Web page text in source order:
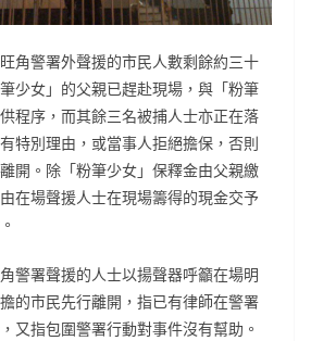
角警署外聲援的市民人數剩餘約三十
少女」的父親已趕赴現場，與「粉筆
程序，而其餘三名被捕人士亦正在落
特別理由，或當事人拒絕擔保，否則
開。除「粉筆少女」保釋金由父親繳
在場聲援人士在現場籌得的現金交予
警署聲援的人士以揚聲器呼籲在場明
的市民先行離開，指已有律師在警署
又指包圍警署行動對事件沒有幫助。